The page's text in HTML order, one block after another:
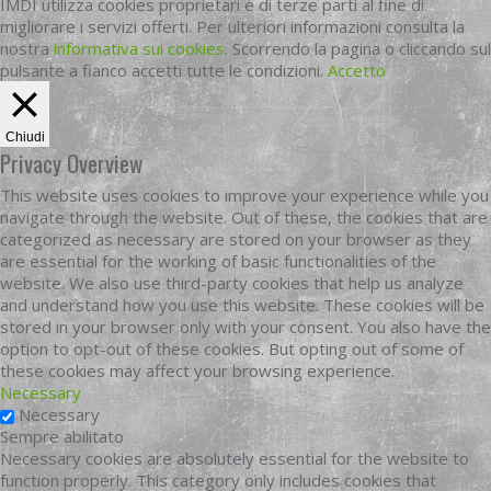
IMDI utilizza cookies proprietari e di terze parti al fine di
migliorare i servizi offerti. Per ulteriori informazioni consulta la
nostrainformativa sui cookies. Scorrendo la pagina o cliccando sul
pulsante a fianco accetti tutte le condizioni. Accetto
Chiudi
Privacy Overview
This website uses cookies to improve your experience while you
navigate through the website. Out of these, the cookies that are
categorized as necessary are stored on your browser as they
are essential for the working of basic functionalities of the
website. We also use third-party cookies that help us analyze
and understand how you use this website. These cookies will be
stored in your browser only with your consent. You also have the
option to opt-out of these cookies. But opting out of some of
these cookies may affect your browsing experience.
Necessary
Necessary
Sempre abilitato
Necessary cookies are absolutely essential for the website to
function properly. This category only includes cookies that